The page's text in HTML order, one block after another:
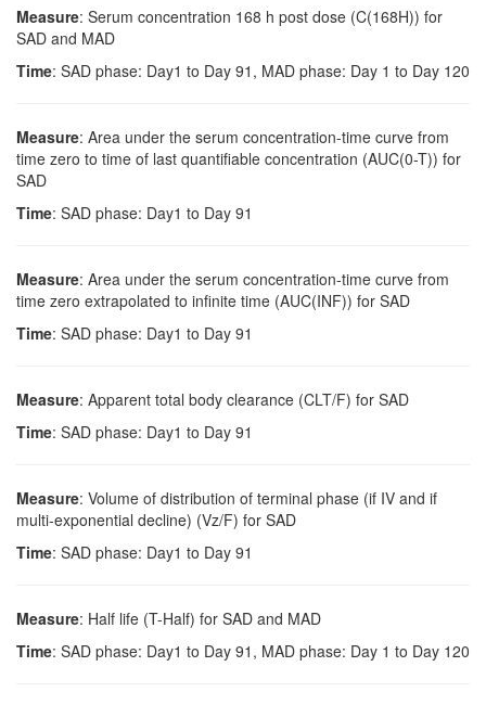
Measure: Serum concentration 168 h post dose (C(168H)) for
SAD and MAD
Time: SAD phase: Day1 to Day 91, MAD phase: Day 1 to Day 120
Measure: Area under the serum concentration-time curve from
time zero to time of last quantifiable concentration (AUC(0-T)) for
SAD
Time: SAD phase: Day1 to Day 91
Measure: Area under the serum concentration-time curve from
time zero extrapolated to infinite time (AUC(INF)) for SAD
Time: SAD phase: Day1 to Day 91
Measure: Apparent total body clearance (CLT/F) for SAD
Time: SAD phase: Day1 to Day 91
Measure: Volume of distribution of terminal phase (if IV and if
multi-exponential decline) (Vz/F) for SAD
Time: SAD phase: Day1 to Day 91
Measure: Half life (T-Half) for SAD and MAD
Time: SAD phase: Day1 to Day 91, MAD phase: Day 1 to Day 120